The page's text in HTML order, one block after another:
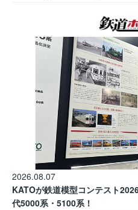
2026.08.07
KATOが鉄道模型コンテスト
代5000系・5100系！